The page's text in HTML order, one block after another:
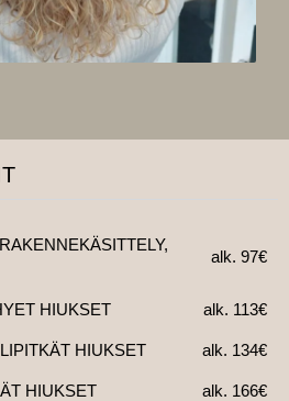
alk. 97€
HIUKSET alk. 113€
HIUKSET alk. 134€
HIUKSET alk. 166€